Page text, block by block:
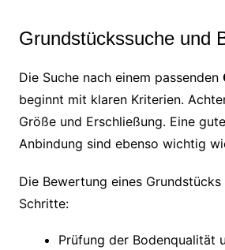
Grundstückssuche und
Die Suche nach einem passenden
beginnt mit klaren Kriterien.
Größe und Erschließung. Eine
Anbindung sind ebenso wichtig
Die Bewertung eines
Schritte:
Prüfung der Bodenqualität